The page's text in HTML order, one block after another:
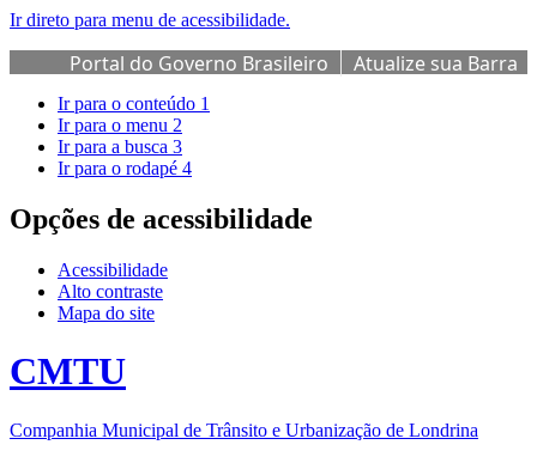
Ir direto para menu de acessibilidade.
Portal do Governo Brasileiro
Atualize sua Barra
de Governo
Ir para o conteúdo 1
Ir para o menu 2
Ir para a busca 3
Ir para o rodapé 4
Opções de acessibilidade
Acessibilidade
Alto contraste
Mapa do site
CMTU
Companhia Municipal de Trânsito e Urbanização de Londrina